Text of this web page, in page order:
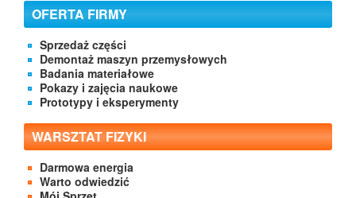
Kontakt
OFERTA FIRMY
Sprzedaż części
Demontaż maszyn przemysłowych
Badania materiałowe
Pokazy i zajęcia naukowe
Prototypy i eksperymenty
WARSZTAT FIZYKI
Darmowa energia
Warto odwiedzić